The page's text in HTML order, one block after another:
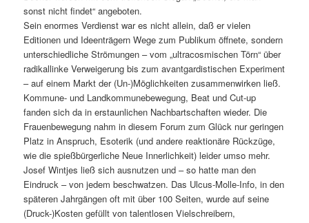
sonst nicht findet“ angeboten.
Sein enormes Verdienst war es nicht allein, daß er vielen
Editionen und Ideenträgern Wege zum Publikum öffnete, sondern
unterschiedliche Strömungen – vom „ultracosmischen Törn“ über
radikallinke Verweigerung bis zum avantgardistischen Experiment
– auf einem Markt der (Un-)Möglichkeiten zusammenwirken ließ.
Kommune- und Landkommunebewegung, Beat und Cut-up
fanden sich da in erstaunlichen Nachbartschaften wieder. Die
Frauenbewegung nahm in diesem Forum zum Glück nur geringen
Platz in Anspruch, Esoterik (und andere reaktionäre Rückzüge,
wie die spießbürgerliche Neue Innerlichkeit) leider umso mehr.
Josef Wintjes ließ sich ausnutzen und – so hatte man den
Eindruck – von jedem beschwatzen. Das Ulcus-Molle-Info, in den
späteren Jahrgängen oft mit über 100 Seiten, wurde auf seine
(Druck-)Kosten gefüllt von talentlosen Vielschreibern,